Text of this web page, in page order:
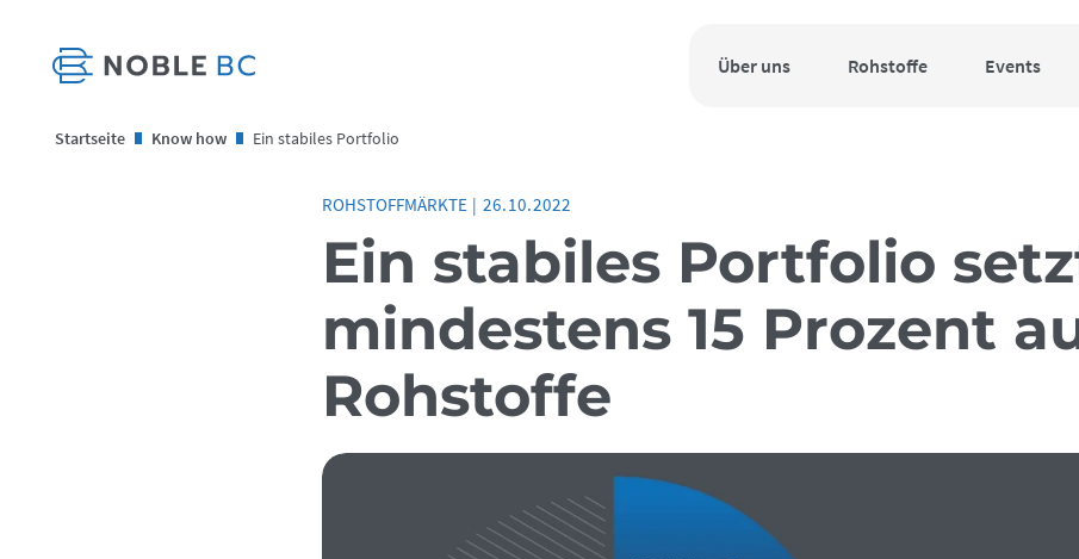
Über uns Rohstoffe Events
Startseite Know how Ein stabiles Portfolio
ROHSTOFFMÄRKTE | 26.10.2022
Ein stabiles Portfolio
mindestens 15 Prozent
Rohstoffe